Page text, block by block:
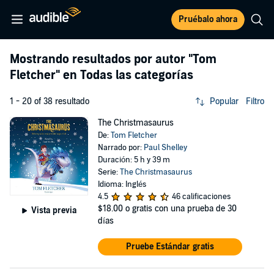
Pruébalo ahora
Mostrando resultados por autor "Tom
Fletcher" en Todas las categorías
1 - 20 of 38 resultado Popular Filtro
Vista previa
The Christmasaurus
De:Tom Fletcher
Narrado por: Paul Shelley
Duración: 5 h y 39 m
Serie:The Christmasaurus
Idioma: Inglés
4.5
46 calificaciones
$18.00 o gratis con una prueba de 30
días
Pruebe Estándar gratis